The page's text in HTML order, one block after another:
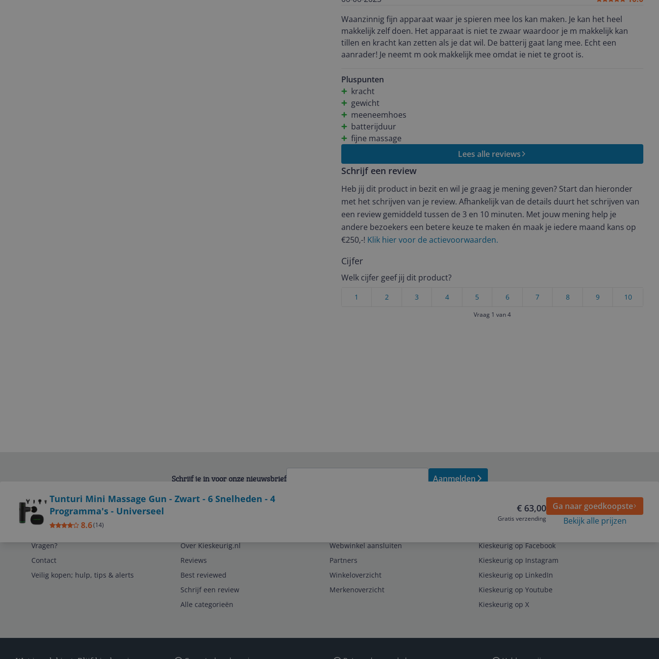
Waanzinnig fijn apparaat waar je spieren mee los kan maken. Je kan het heel
makkelijk zelf doen. Het apparaat is niet te zwaar waardoor je m makkelijk kan
tillen en kracht kan zetten als je dat wil. De batterij gaat lang mee. Echt een
aanrader! Je neemt m ook makkelijk mee omdat ie niet te groot is.
Pluspunten
kracht
gewicht
meeneemhoes
batterijduur
fijne massage
Lees alle reviews
Schrijf een review
Heb jij dit product in bezit en wil je graag je mening geven? Start dan hieronder
met het schrijven van je review. Afhankelijk van de details duurt het schrijven van
een review gemiddeld tussen de 3 en 10 minuten. Met jouw mening help je
andere bezoekers een betere keuze te maken én maak je iedere maand kans op
€250,-! Klik hier voor de actievoorwaarden.
Cijfer
Welk cijfer geef jij dit product?
10
9
8
7
6
5
4
3
2
1
Vraag 1 van 4
Tunturi Mini Massage Gun - Zwart - 6 Snelheden - 4
Programma's - Universeel
8.6(14)
€ 63,00
Gratis verzending
Ga naar goedkoopste
Bekijk alle prijzen
Schrijf je in voor onze nieuwsbrief Aanmelden
Service
Vragen?
Contact
Veilig kopen; hulp, tips & alerts
Over Kieskeurig.nl
Reviews
Best reviewed
Schrijf een review
Alle categorieën
Webwinkel aansluiten
Partners
Winkeloverzicht
Merkenoverzicht
Kieskeurig op Facebook
Kieskeurig op Instagram
Kieskeurig op LinkedIn
Kieskeurig op Youtube
Kieskeurig op X